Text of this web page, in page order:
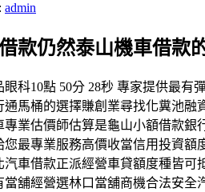
admin
款仍然泰山機車借款
眼科10點 50分 28秒 專家提供最
馬桶的選擇賺創業尋找化糞池
業估價師估算是龜山小額借款
最專業服務高價收當信用投資
汽車借款正派經營車貸額度種皆
舖經營選林口當舖商機合法安